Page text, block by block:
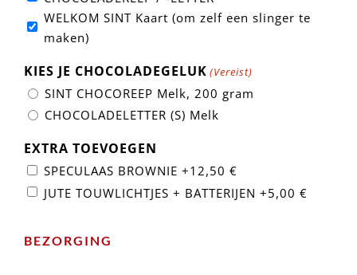
WELKOM SINT Kaart (om zelf een slinger te
maken)
KIES JE CHOCOLADEGELUK (Vereist)
SINT CHOCOREEP Melk, 200 gram
CHOCOLADELETTER (S) Melk
EXTRA TOEVOEGEN
SPECULAAS BROWNIE +12,50 €
JUTE TOUWLICHTJES + BATTERIJEN +5,00 €
BEZORGING